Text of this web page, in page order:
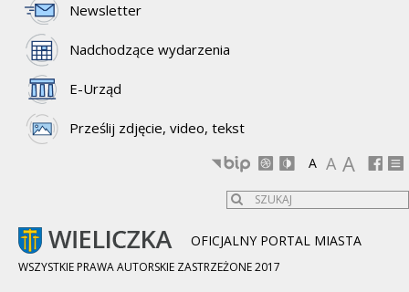
Newsletter
Nadchodzące wydarzenia
E-Urząd
Prześlij zdjęcie, video, tekst
A A A
OFICJALNY PORTAL MIASTA
WSZYSTKIE PRAWA AUTORSKIE ZASTRZEŻONE 2017